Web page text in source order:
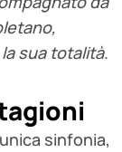
sua totalità.
sinfonia,